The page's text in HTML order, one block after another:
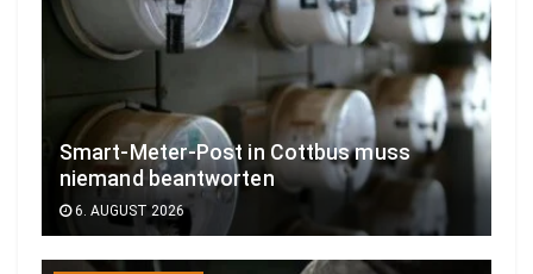
Smart-Meter-Post in Cottbus muss
niemand beantworten
6. AUGUST 2026